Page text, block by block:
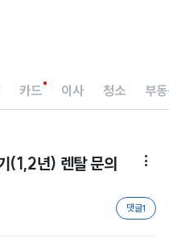
카드 이사 청소 부
(1,2년) 렌탈 문의 
댓글1